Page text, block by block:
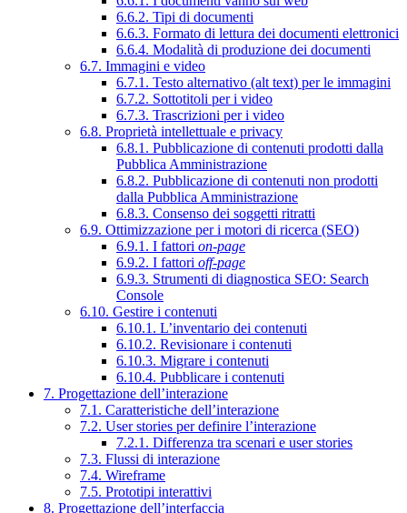
6.6.2. Tipi di documenti
6.6.3. Formato di lettura dei documenti elettronici
6.6.4. Modalità di produzione dei documenti
6.7. Immagini e video
6.7.1. Testo alternativo (alt text) per le immagini
6.7.2. Sottotitoli per i video
6.7.3. Trascrizioni per i video
6.8. Proprietà intellettuale e privacy
6.8.1. Pubblicazione di contenuti prodotti dalla
Pubblica Amministrazione
6.8.2. Pubblicazione di contenuti non prodotti
dalla Pubblica Amministrazione
6.8.3. Consenso dei soggetti ritratti
6.9. Ottimizzazione per i motori di ricerca (SEO)
6.9.1. I fattori on-page
6.9.2. I fattori off-page
6.9.3. Strumenti di diagnostica SEO: Search
Console
6.10. Gestire i contenuti
6.10.1. L’inventario dei contenuti
6.10.2. Revisionare i contenuti
6.10.3. Migrare i contenuti
6.10.4. Pubblicare i contenuti
7. Progettazione dell’interazione
7.1. Caratteristiche dell’interazione
7.2. User stories per definire l’interazione
7.2.1. Differenza tra scenari e user stories
7.3. Flussi di interazione
7.4. Wireframe
7.5. Prototipi interattivi
8. Progettazione dell’interfaccia